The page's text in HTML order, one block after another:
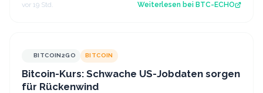
vor 19 Std. Weiterlesen bei BTC-ECHO
BITCOIN2GO BITCOIN
Bitcoin-Kurs: Schwache US-Jobdaten sorgen
für Rückenwind